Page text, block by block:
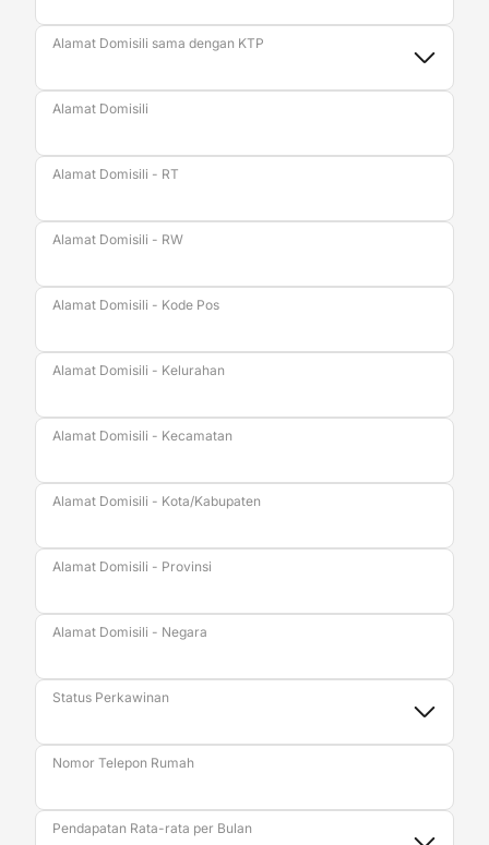
Alamat Domisili sama dengan KTP
Alamat Domisili
Alamat Domisili - RT
Alamat Domisili - RW
Alamat Domisili - Kode Pos
Alamat Domisili - Kelurahan
Alamat Domisili - Kecamatan
Alamat Domisili - Kota/Kabupaten
Alamat Domisili - Provinsi
Alamat Domisili - Negara
Status Perkawinan
Nomor Telepon Rumah
Pendapatan Rata-rata per Bulan